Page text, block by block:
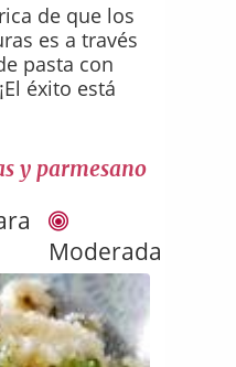
de que los
es a través
pasta con
éxito está
y parmesano
Moderada